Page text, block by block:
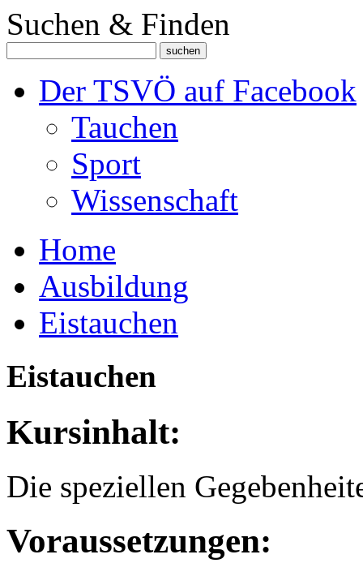
Suchen & Finden
Der TSVÖ auf Facebook
Tauchen
Sport
Wissenschaft
Home
Ausbildung
Eistauchen
Eistauchen
Kursinhalt:
Die speziellen
Voraussetzungen: